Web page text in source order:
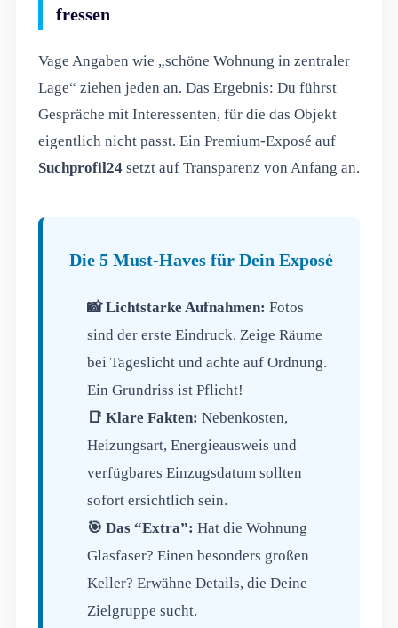
fressen
Vage Angaben wie „schöne Wohnung in zentraler
Lage“ ziehen jeden an. Das Ergebnis: Du führst
Gespräche mit Interessenten, für die das Objekt
eigentlich nicht passt. Ein Premium-Exposé auf
Suchprofil24 setzt auf Transparenz von Anfang an.
Die 5 Must-Haves für Dein Exposé
📸 Lichtstarke Aufnahmen: Fotos
sind der erste Eindruck. Zeige Räume
bei Tageslicht und achte auf Ordnung.
Ein Grundriss ist Pflicht!
📑 Klare Fakten: Nebenkosten,
Heizungsart, Energieausweis und
verfügbares Einzugsdatum sollten
sofort ersichtlich sein.
🎯 Das “Extra”: Hat die Wohnung
Glasfaser? Einen besonders großen
Keller? Erwähne Details, die Deine
Zielgruppe sucht.